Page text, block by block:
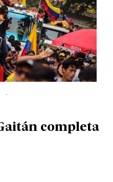
completa